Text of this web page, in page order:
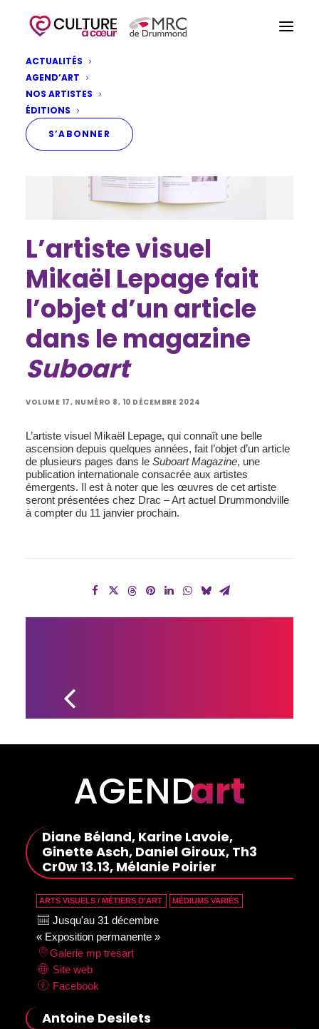
ACTUALITÉS
AGEND’ART
NOS ARTISTES
ÉDITIONS
S’ABONNER
L’artiste visuel
Mikaël Lepage fait
l’objet d’un article
dans le magazine
Suboart
VOLUME 17, NUMÉRO 8, 10 DÉCEMBRE 2024
L’artiste visuel Mikaël Lepage, qui connaît une belle
ascension depuis quelques années, fait l’objet d’un article
de plusieurs pages dans le Suboart Magazine, une
publication internationale consacrée aux artistes
émergents. Il est à noter que les œuvres de cet artiste
seront présentées chez Drac – Art actuel Drummondville
à compter du 11 janvier prochain.
AGENDart
Diane Béland, Karine Lavoie,
Ginette Asch, Daniel Giroux, Th3
Cr0w 13.13, Mélanie Poirier
ARTS VISUELS / MÉTIERS D’ART MÉDIUMS VARIÉS
Jusqu'au 31 décembre
« Exposition permanente »
Galerie mp tresart
Site web
Facebook
Antoine Desilets